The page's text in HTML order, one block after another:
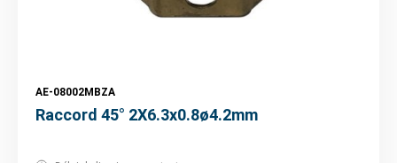
AE-08002MBZA
Raccord 45° 2X6.3x0.8ø4.2mm